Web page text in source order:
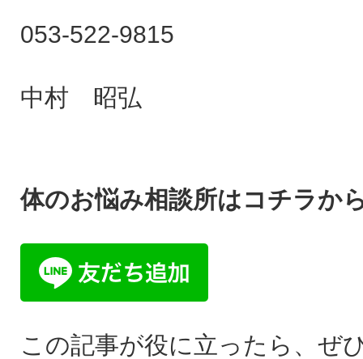
053-522-9815
中村 昭弘
体のお悩み相談所はコチ
この記事が役に立ったら、ぜ